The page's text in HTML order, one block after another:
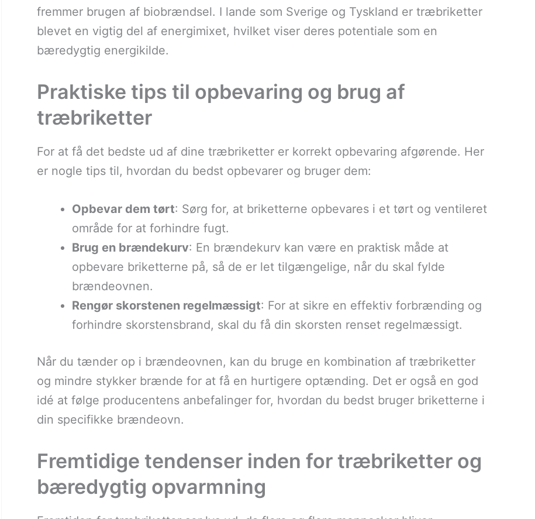
fremmer brugen af biobrændsel. I lande som Sverige og Tyskland er træbriketter
blevet en vigtig del af energimixet, hvilket viser deres potentiale som en
bæredygtig energikilde.
Praktiske tips til opbevaring og brug af
træbriketter
For at få det bedste ud af dine træbriketter er korrekt opbevaring afgørende. Her
er nogle tips til, hvordan du bedst opbevarer og bruger dem:
Opbevar dem tørt: Sørg for, at briketterne opbevares i et tørt og ventileret
område for at forhindre fugt.
Brug en brændekurv: En brændekurv kan være en praktisk måde at
opbevare briketterne på, så de er let tilgængelige, når du skal fylde
brændeovnen.
Rengør skorstenen regelmæssigt: For at sikre en effektiv forbrænding og
forhindre skorstensbrand, skal du få din skorsten renset regelmæssigt.
Når du tænder op i brændeovnen, kan du bruge en kombination af træbriketter
og mindre stykker brænde for at få en hurtigere optænding. Det er også en god
idé at følge producentens anbefalinger for, hvordan du bedst bruger briketterne i
din specifikke brændeovn.
Fremtidige tendenser inden for træbriketter og
bæredygtig opvarmning